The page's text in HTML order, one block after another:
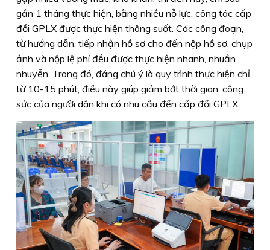
gần 1 tháng thực hiện, bằng nhiều nỗ lực, công tác cấp
đổi GPLX được thực hiện thông suốt. Các công đoạn,
từ hướng dẫn, tiếp nhận hồ sơ cho đến nộp hồ sơ, chụp
ảnh và nộp lệ phí đều được thực hiện nhanh, nhuần
nhuyễn. Trong đó, đáng chú ý là quy trình thực hiện chỉ
từ 10-15 phút, điều này giúp giảm bớt thời gian, công
sức của người dân khi có nhu cầu đến cấp đổi GPLX.